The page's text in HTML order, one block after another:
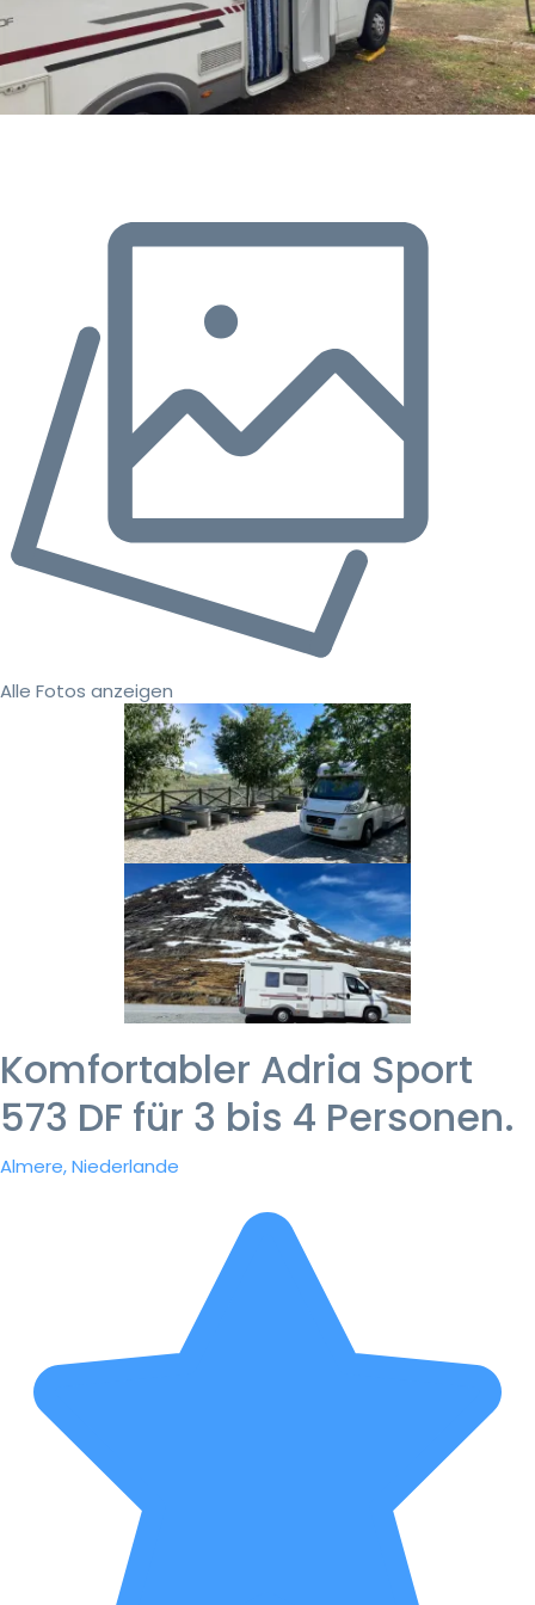
Alle Fotos anzeigen
Komfortabler Adria Sport
573 DF für 3 bis 4 Personen.
Almere, Niederlande